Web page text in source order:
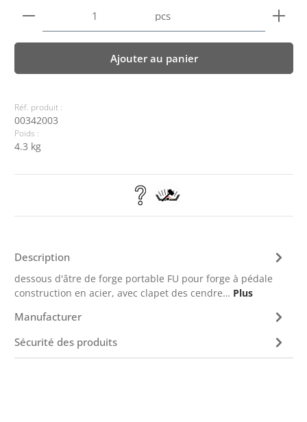
Quantité de produit : Entrez la quantité
pcs
Ajouter au panier
Réf. produit :
00342003
Poids :
4.3 kg
Description
dessous d'âtre de forge portable FU pour forge à pédale
construction en acier, avec clapet des cendre… Plus
Manufacturer
Sécurité des produits